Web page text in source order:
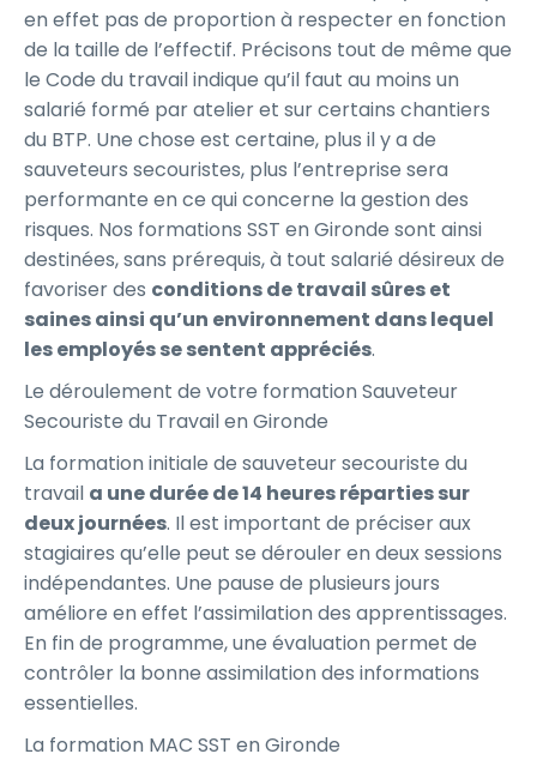
en effet pas de proportion à respecter en fonction
de la taille de l’effectif. Précisons tout de même que
le Code du travail indique qu’il faut au moins un
salarié formé par atelier et sur certains chantiers
du BTP. Une chose est certaine, plus il y a de
sauveteurs secouristes, plus l’entreprise sera
performante en ce qui concerne la gestion des
risques. Nos formations SST en Gironde sont ainsi
destinées, sans prérequis, à tout salarié désireux de
favoriser des conditions de travail sûres et
saines ainsi qu’un environnement dans lequel
les employés se sentent appréciés.
Le déroulement de votre formation Sauveteur
Secouriste du Travail en Gironde
La formation initiale de sauveteur secouriste du
travail a une durée de 14 heures réparties sur
deux journées. Il est important de préciser aux
stagiaires qu’elle peut se dérouler en deux sessions
indépendantes. Une pause de plusieurs jours
améliore en effet l’assimilation des apprentissages.
En fin de programme, une évaluation permet de
contrôler la bonne assimilation des informations
essentielles.
La formation MAC SST en Gironde